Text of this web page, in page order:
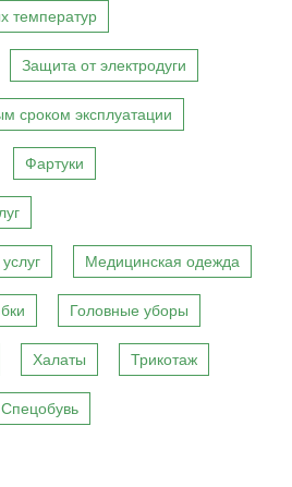
температур
Защита от электродуги
сроком эксплуатации
Фартуки
Медицинская одежда
Головные уборы
Халаты Трикотаж
Спецобувь